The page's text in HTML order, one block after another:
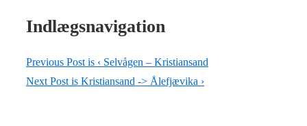
Indlægsnavigation
Previous Post is ‹ Selvågen – Kristiansand
Next Post is Kristiansand -> Ålefjævika ›